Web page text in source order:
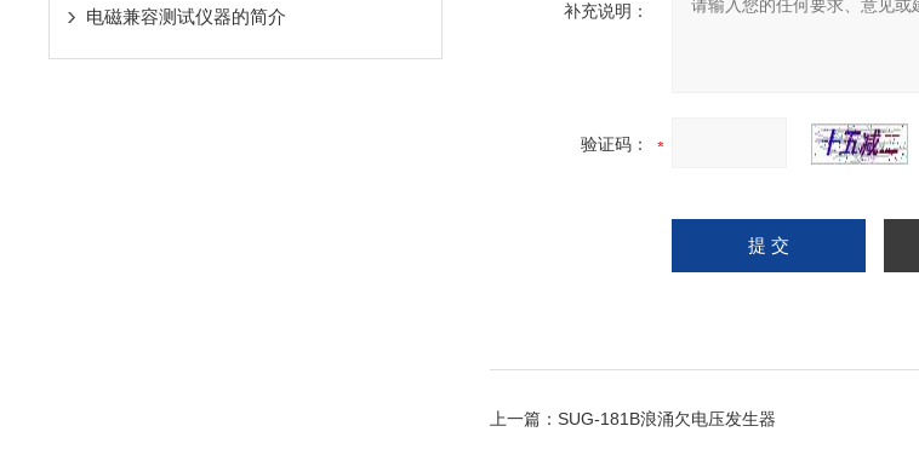
电磁兼容测试仪器的简介 补充说明：
验证码：
上一篇： SUG-181B浪涌欠电压发生器